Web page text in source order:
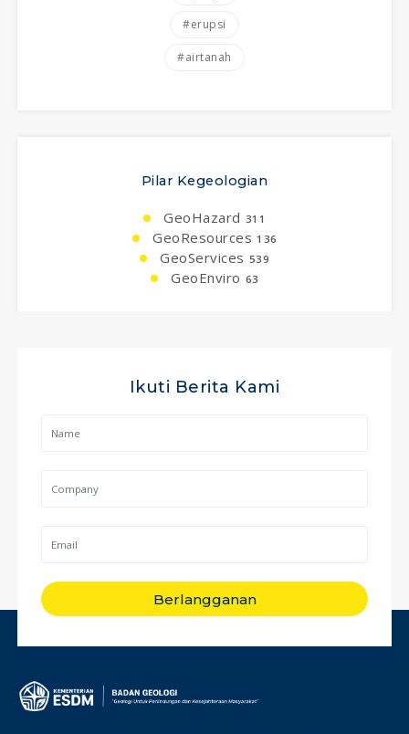
#erupsi
#airtanah
Pilar Kegeologian
GeoHazard 311
GeoResources 136
GeoServices 539
GeoEnviro 63
Ikuti Berita Kami
Berlangganan